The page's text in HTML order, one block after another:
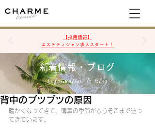
【採用情報】
エステティシャン求人スタート！
​新着情報・ブログ
Information & Blog
背中のブツブツの原因
暖かくなってきて、薄着の季節がもうそこまで迫っ
てきています。